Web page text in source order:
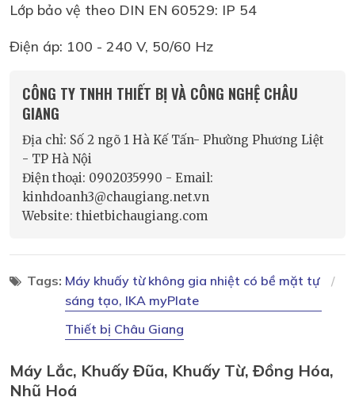
Lớp bảo vệ theo DIN EN 60529: IP 54
Điện áp: 100 - 240 V, 50/60 Hz
CÔNG TY TNHH THIẾT BỊ VÀ CÔNG NGHỆ CHÂU
GIANG
Địa chỉ: Số 2 ngõ 1 Hà Kế Tấn- Phường Phương Liệt
- TP Hà Nội
Điện thoại: 0902035990 - Email:
kinhdoanh3@chaugiang.net.vn
Website: thietbichaugiang.com
Tags: Máy khuấy từ không gia nhiệt có bề mặt tự
sáng tạo, IKA myPlate
Thiết bị Châu Giang
Máy Lắc, Khuấy Đũa, Khuấy Từ, Đồng Hóa,
Nhũ Hoá